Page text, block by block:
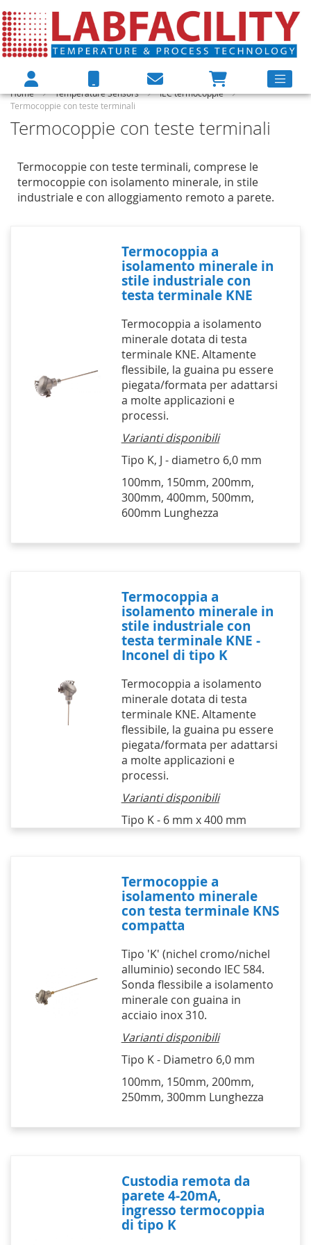
Home Temperature Sensors
IEC termocoppie
Termocoppie con teste terminali
Termocoppie con teste terminali
Termocoppie con teste terminali, comprese le
termocoppie con isolamento minerale, in stile
industriale e con alloggiamento remoto a parete.
Termocoppia a
isolamento minerale in
stile industriale con
testa terminale KNE
Termocoppia a isolamento
minerale dotata di testa
terminale KNE. Altamente
flessibile, la guaina pu essere
piegata/formata per adattarsi
a molte applicazioni e
processi.
Varianti disponibili
Tipo K, J - diametro 6,0 mm
100mm, 150mm, 200mm,
300mm, 400mm, 500mm,
600mm Lunghezza
Termocoppia a
isolamento minerale in
stile industriale con
testa terminale KNE -
Inconel di tipo K
Termocoppia a isolamento
minerale dotata di testa
terminale KNE. Altamente
flessibile, la guaina pu essere
piegata/formata per adattarsi
a molte applicazioni e
processi.
Varianti disponibili
Tipo K - 6 mm x 400 mm
Termocoppie a
isolamento minerale
con testa terminale KNS
compatta
Tipo 'K' (nichel cromo/nichel
alluminio) secondo IEC 584.
Sonda flessibile a isolamento
minerale con guaina in
acciaio inox 310.
Varianti disponibili
Tipo K - Diametro 6,0 mm
100mm, 150mm, 200mm,
250mm, 300mm Lunghezza
Custodia remota da
parete 4-20mA,
ingresso termocoppia
di tipo K